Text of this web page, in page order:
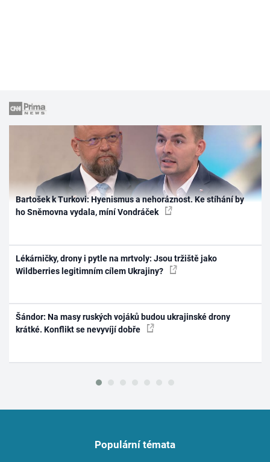
Bartošek k Turkovi: Hyenismus a nehoráznost. Ke stíhání by
ho Sněmovna vydala, míní Vondráček
Lékárničky, drony i pytle na mrtvoly: Jsou tržiště jako
Wildberries legitimním cílem Ukrajiny?
Šándor: Na masy ruských vojáků budou ukrajinské drony
krátké. Konflikt se nevyvíjí dobře
Populární témata